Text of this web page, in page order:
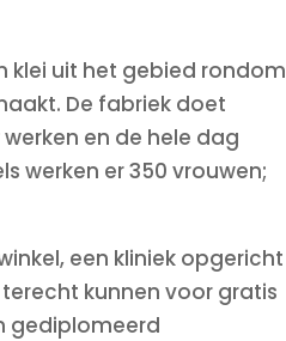
klei uit het gebied rondom
De fabriek doet
en de hele dag
werken er 350 vrouwen;
een kliniek opgericht
kunnen voor gratis
gediplomeerd